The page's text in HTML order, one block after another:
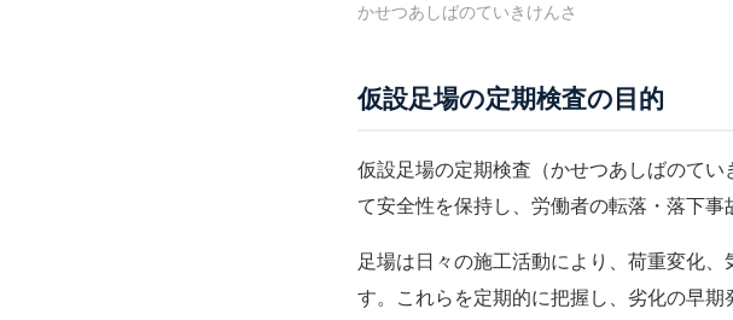
かせつあしばのていきけんさ
仮設足場の定期検査の目的
仮設足場の定期検査（かせつあしばのて
て安全性を保持し、労働者の転落・落下事
足場は日々の施工活動により、荷重変化
す。これらを定期的に把握し、劣化の早